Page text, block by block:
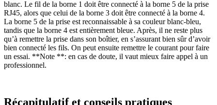
blanc. Le fil de la borne 1 doit être connecté à la borne 5 de la prise
RJ45, alors que celui de la borne 3 doit être connecté à la borne 4.
La borne 5 de la prise est reconnaissable à sa couleur blanc-bleu,
tandis que la borne 4 est entièrement bleue. Après, il ne reste plus
qu’à remettre la prise dans son boîtier, en s’assurant bien sûr d’avoir
bien connecté les fils. On peut ensuite remettre le courant pour faire
un essai. **Note **: en cas de doute, il vaut mieux faire appel à un
professionnel.
Récapitulatif et conseils pratiques